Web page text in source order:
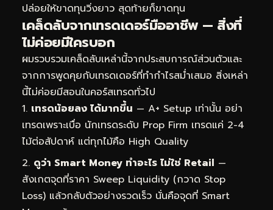
ปล่อยให้ขาดทุนวิ่งยาว สุดท้ายก็ขาดทุน
เคล็ดลับจากเทรดเดอร์มืออาชีพ — สิ่งที่
ไม่ค่อยมีใครบอก
ผมรวบรวมเคล็ดลับเหล่านี้จากประสบการณ์ส่วนตัวและ
จากการพูดคุยกับเทรดเดอร์ที่ทำกำไรสม่ำเสมอ สิ่งเหล่า
นี้ไม่ค่อยมีสอนในคอร์สเทรดทั่วไป
เทรดน้อยลง ได้มากขึ้น — A+ Setup เท่านั้น อย่า
เทรดเพราะเบื่อ นักเทรดระดับ Prop Firm เทรดแค่ 2-4
ไม้ต่อสัปดาห์ แต่ทุกไม้คือ High Quality
ดูว่า Smart Money ทำอะไร ไม่ใช่ Retail —
สังเกตจุดที่ราคา Sweep Liquidity (กวาด Stop
Loss) แล้วกลับตัวอย่างรวดเร็ว นั่นคือจุดที่ Smart